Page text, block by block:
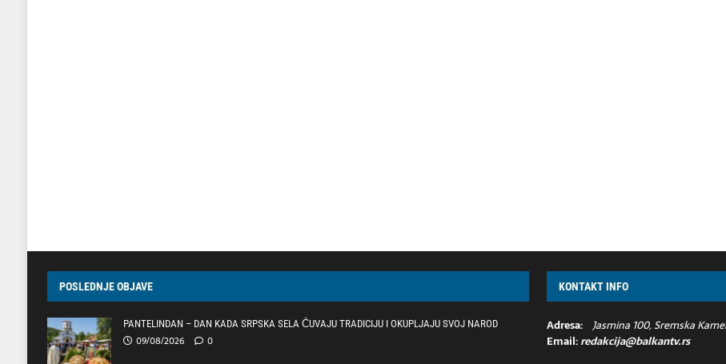
POSLEDNJE OBJAVE
PANTELINDAN – DAN KADA SRPSKA SELA ČUVAJU TRADICIJU I OKUPLJAJU SVOJ NAROD
09/08/2026 0
KONTAKT INFO
Adresa: Jasmina 100, Sremska
Email:redakcija@balkantv.rs